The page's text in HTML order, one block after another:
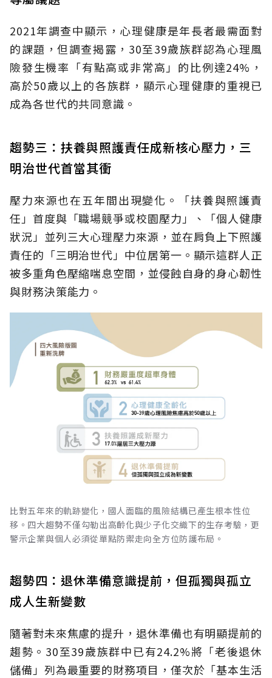
2021年調查中顯示，心理健康是年長者最需面對
的課題，但調查揭露，30至39歲族群認為心理風
險發生機率「有點高或非常高」的比例達24%，
高於50歲以上的各族群，顯示心理健康的重視已
成為各世代的共同意識。
趨勢三：扶養與照護責任成新核心壓力，三
明治世代首當其衝
壓力來源也在五年間出現變化。「扶養與照護責
任」首度與「職場競爭或校園壓力」、「個人健康
狀況」並列三大心理壓力來源，並在肩負上下照護
責任的「三明治世代」中位居第一。顯示這群人正
被多重角色壓縮喘息空間，並侵蝕自身的身心韌性
與財務決策能力。
比對五年來的軌跡變化，國人面臨的風險結構已產生根本性位
移。四大趨勢不僅勾勒出高齡化與少子化交織下的生存考驗，更
警示企業與個人必須從單點防禦走向全方位防護布局。
趨勢四：退休準備意識提前，但孤獨與孤立
成人生新變數
隨著對未來焦慮的提升，退休準備也有明顯提前的
趨勢。30至39歲族群中已有24.2%將「老後退休
儲備」列為最重要的財務項目，僅次於「基本生活